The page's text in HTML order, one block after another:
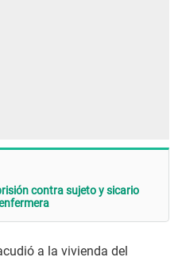
contra sujeto y sicario
a la vivienda del